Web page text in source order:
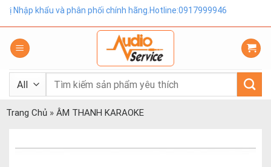
Skip
content
khẩu và phân phối chính hãng.Hotline:0917999946
kiếm:
Trang Chủ» ÂM THANH KARAOKE